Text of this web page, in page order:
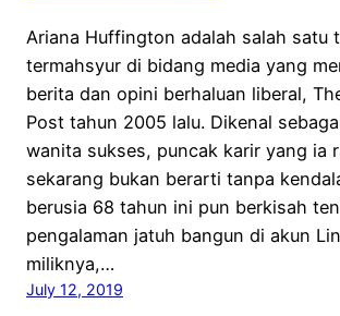
Ariana Huffington adalah salah satu
termahsyur di bidang media yang
berita dan opini berhaluan liberal,
Post tahun 2005 lalu. Dikenal
wanita sukses, puncak karir yang ia
sekarang bukan berarti tanpa
berusia 68 tahun ini pun berkisah
pengalaman jatuh bangun di akun
miliknya,…
July 12, 2019